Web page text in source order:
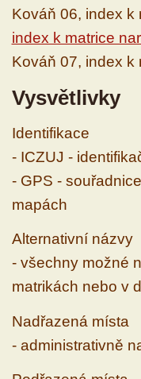
Kováň 06, index k
index k matrice
Kováň 07, index k
Vysvětlivky
Identifikace
- ICZUJ -
- GPS -
mapách
Alternativní názvy
- všechny možné
matrikách nebo v
Nadřazená místa
- administrativně